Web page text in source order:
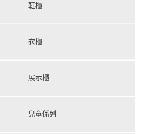
鞋櫃
衣櫃
展示櫃
兒童係列